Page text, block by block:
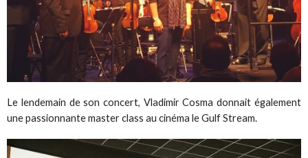
Le lendemain de son concert, Vladimir Cosma donnait également
une passionnante master class au cinéma le Gulf Stream.